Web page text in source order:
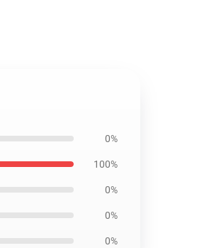
0%
100%
0%
0%
0%